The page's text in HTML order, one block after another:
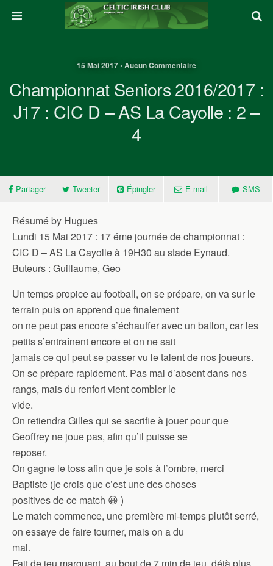
15 Mai 2017 • Aucun Commentaire
Championnat Seniors 2016/2017 :
J17 : CIC D – AS La Cayolle : 2 –
4
Partager Tweeter Épingler E-mail SMS
Résumé by Hugues
Lundi 15 Mai 2017 : 17 éme journée de championnat :
CIC D – AS La Cayolle à 19H30 au stade Eynaud.
Buteurs : Guillaume, Geo
Un temps propice au football, on se prépare, on va sur le
terrain puis on apprend que finalement
on ne peut pas encore s’échauffer avec un ballon, car les
petits s’entraînent encore et on ne sait
jamais ce qui peut se passer vu le talent de nos joueurs.
On se prépare rapidement. Pas mal d’absent dans nos
rangs, mais du renfort vient combler le
vide.
On retiendra Gilles qui se sacrifie à jouer pour que
Geoffrey ne joue pas, afin qu’il puisse se
reposer.
On gagne le toss afin que je sois à l’ombre, merci
Baptiste (je crois que c’est une des choses
positives de ce match 😀 )
Le match commence, une première mi-temps plutôt serré,
on essaye de faire tourner, mais on a du
mal.